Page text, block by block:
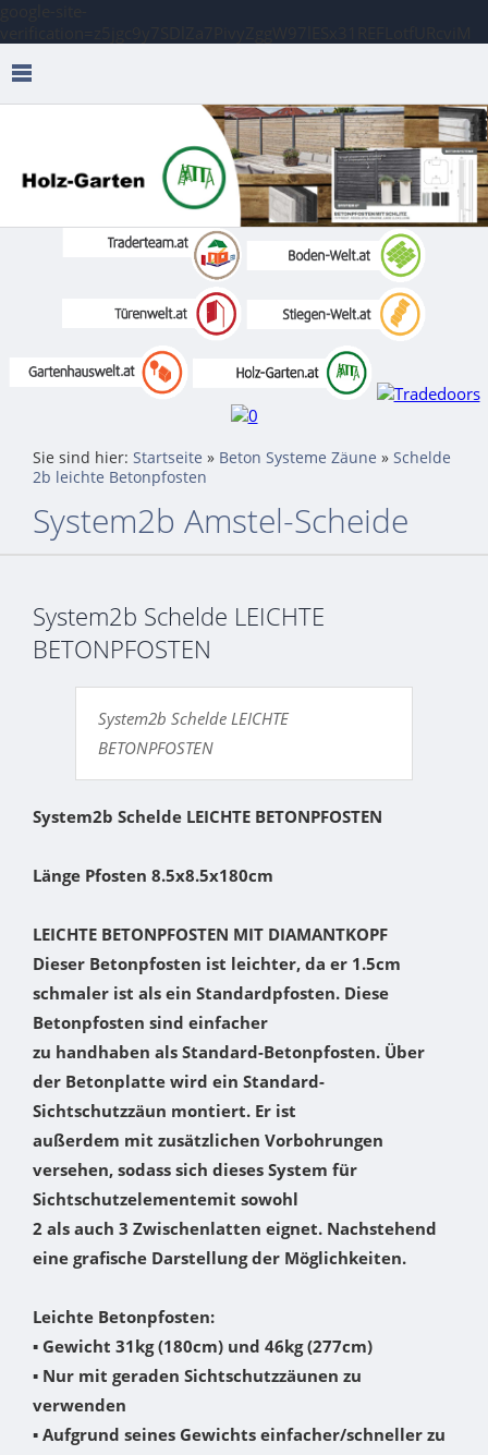
Sie sind hier: Startseite » Beton Systeme Zäune » Schelde
2b leichte Betonpfosten
System2b Amstel-Scheide
System2b Schelde LEICHTE
BETONPFOSTEN
System2b Schelde LEICHTE
BETONPFOSTEN
System2b Schelde LEICHTE BETONPFOSTEN
Länge Pfosten 8.5x8.5x180cm
LEICHTE BETONPFOSTEN MIT DIAMANTKOPF
Dieser Betonpfosten ist leichter, da er 1.5cm
schmaler ist als ein Standardpfosten. Diese
Betonpfosten sind einfacher
zu handhaben als Standard-Betonpfosten. Über
der Betonplatte wird ein Standard-
Sichtschutzzäun montiert. Er ist
außerdem mit zusätzlichen Vorbohrungen
versehen, sodass sich dieses System für
Sichtschutzelementemit sowohl
2 als auch 3 Zwischenlatten eignet. Nachstehend
eine grafische Darstellung der Möglichkeiten.
Leichte Betonpfosten:
▪ Gewicht 31kg (180cm) und 46kg (277cm)
▪ Nur mit geraden Sichtschutzzäunen zu
verwenden
▪ Aufgrund seines Gewichts einfacher/schneller zu